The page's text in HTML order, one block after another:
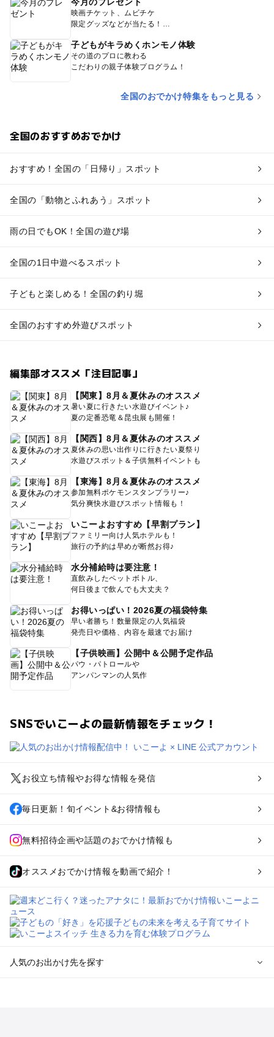
映画チケット、ムビチケ
限定グッズなどが当たる！
子どもがキラめくホンモノ体験
その道のプロに教わる
こだわりの親子体験プログラム！
全国のおでかけ特集をもっと見る
全国のおすすめおでかけ
おすすめ！全国の「日帰り」スポット
全国の「動物とふれあう」スポット
雨の日でもOK！全国の遊び場
全国の1日中遊べるスポット
子どもと楽しめる！全国の釣り堀
全国のおすすめ外遊びスポット
編集部オススメ「注目記事」
【関東】8月＆夏休みのオススメ
暑い夏に行きたい水遊びイベント♪
夏の定番恐竜＆昆虫展も開催！
【関西】8月＆夏休みのオススメ
夏休みの思い出作りに行きたい夏祭り
水遊びスポット＆子供無料イベントも
【東海】8月＆夏休みのオススメ
参加無料ポケモンスタンプラリー♪
気分爽快水遊びスポット情報も！
いこーよおすすめ【早割プラン】
ファミリー向け人気ホテルも！
旅行の予約は早めが断然お得♪
水分補給時は要注意！
直飲みしたペットボトル、
何日後まで飲んでも大丈夫？
お得いっぱい！2026夏の福袋特集
早い者勝ち！数量限定の人気福袋
発売日や価格、内容を最速でお届け
【子供映画】公開中＆公開予定作品
パウ・パトロールや
アンパンマンの人気作
SNSでいこーよの最新情報をチェック！
お役立ち情報やお得な情報を発信
毎日更新！旬イベント&お得情報も
無料招待企画や話題のおでかけ情報も
オススメおでかけ情報を動画で紹介！
人気のお出かけ先を探す